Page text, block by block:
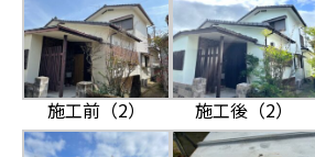
施工前（2） 施工後（2）